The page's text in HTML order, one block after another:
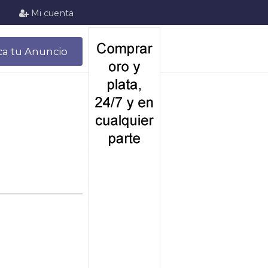
Mi cuenta
tu Anuncio